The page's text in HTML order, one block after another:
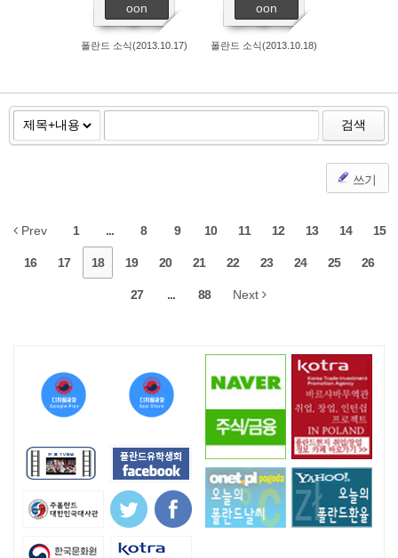
oon
폴란드 소식(2013.10.17)
oon
폴란드 소식(2013.10.18)
검색
쓰기
Prev 1 ... 8 9 10 11 12 13 14 15
16 17 18 19 20 21 22 23 24 25 26
27 ... 88 Next